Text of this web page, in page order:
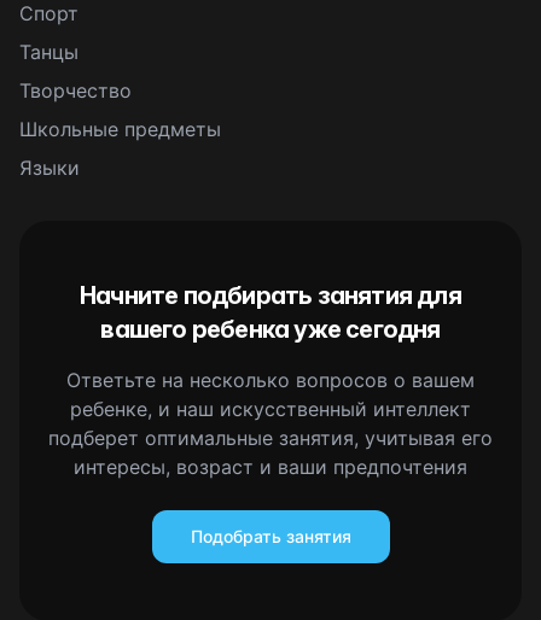
Спорт
Танцы
Творчество
Школьные предметы
Языки
Начните подбирать занятия для
вашего ребенка уже сегодня
Ответьте на несколько вопросов о вашем
ребенке, и наш искусственный интеллект
подберет оптимальные занятия, учитывая его
интересы, возраст и ваши предпочтения
Подобрать занятия